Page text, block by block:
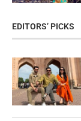
EDITORS’ PICKS